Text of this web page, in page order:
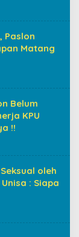
Paslon
Matang
Belum
KPU
!!
oleh
: Siapa